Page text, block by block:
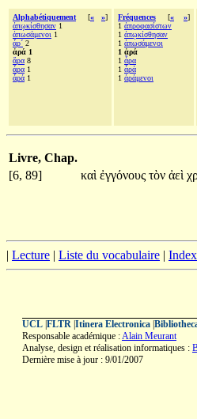
Alphabétiquement [« »]
ἀπῳκίσθησαν 1
ἀπωσάμενοι 1
ἆρ´ 2
ἀρά 1
ἄρα 8
ἆρα 1
ἆρά 1
Fréquences [« »]
1 ἀπροφασίστων
1 ἀπῳκίσθησαν
1 ἀπωσάμενοι
1 ἀρά
1 ἆρα
1 ἆρά
1 ἀράμενοι
Livre, Chap.
[6, 89]
καὶ ἐγγόνους τὸν ἀεὶ
| Lecture | Liste du vocabulaire |
UCL FLTR Itinera Electronica
Responsable académique :Alain Meurant
Analyse, design et réalisation informatiques :
Dernière mise à jour : 9/01/2007